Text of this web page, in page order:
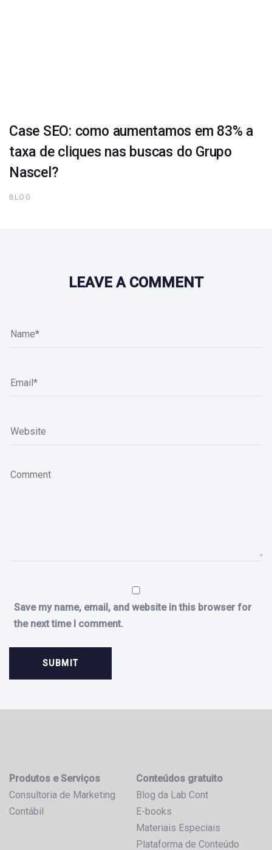
Case SEO: como aumentamos em 83% a
taxa de cliques nas buscas do Grupo
Nascel?
BLOG
LEAVE A COMMENT
Save my name, email, and website in this browser for
the next time I comment.
Produtos e Serviços
Consultoria de Marketing
Contábil
Conteúdos gratuito
Blog da Lab Cont
E-books
Materiais Especiais
Plataforma de Conteúdo